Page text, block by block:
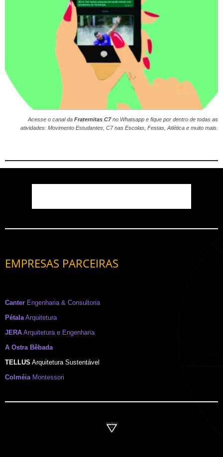
Acesse o canal da Fraternitas C7no Whatsapp e fique por dentro de todas as
atividades: Movimento Estudantes, C7 nas Escolas, Festas, Atlética e muito mais.
EMPRESAS PARCEIRAS
Canter Engenharia & Consultoria
PétalaArquitetura
JERA Arquitetura e Engenharia
A Ostra Bêbada
TELLUS Arquitetura Sustentável
Colméia Montessori